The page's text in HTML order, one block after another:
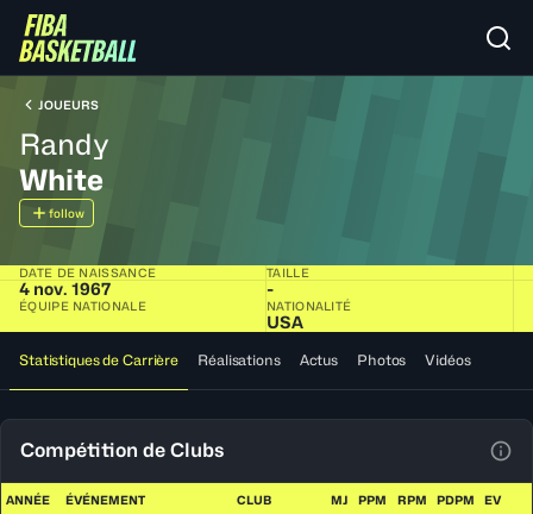
JOUEURS
Randy
White
follow
DATE DE NAISSANCE
4 nov. 1967
TAILLE
-
ÉQUIPE NATIONALE NATIONALITÉ
USA
Statistiques de Carrière Réalisations Actus Photos Vidéos
Compétition de Clubs
ANNÉE ÉVÉNEMENT CLUB MJ PPM RPM PDPM EV